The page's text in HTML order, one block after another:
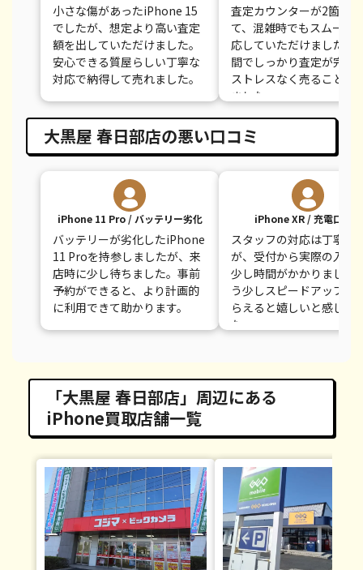
小さな傷があったiPhone 15
でしたが、想定より高い査定
額を出していただけました。
安心できる質屋らしい丁寧な
対応で納得して売れました。
査定カウンターが2箇所
て、混雑時でもスムーズ
応していただけました。
間でしっかり査定が完了
ストレスなく売ることが
ました。
大黒屋 春日部店の悪い口コミ
iPhone 11 Pro / バッテリー劣化
バッテリーが劣化したiPhone
11 Proを持参しましたが、来
店時に少し待ちました。事前
予約ができると、より計画的
に利用できて助かります。
iPhone XR / 充電口不良
スタッフの対応は丁寧で
が、受付から実際の入金
少し時間がかかりました
う少しスピードアップし
らえると嬉しいと感じま
た。
「大黒屋 春日部店」周辺にある
iPhone買取店舗一覧